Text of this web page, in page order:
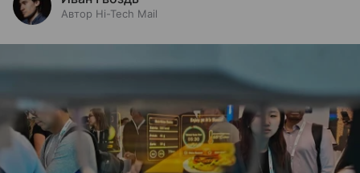
Автор Hi-Tech Mail